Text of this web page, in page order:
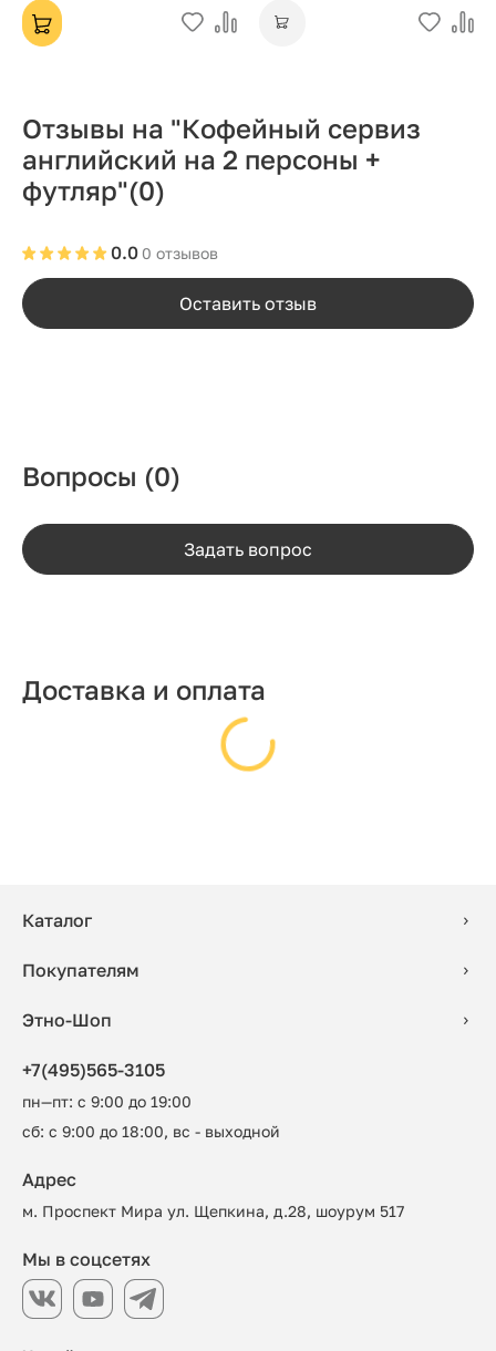
Отзывы на "Кофейный сервиз
английский на 2 персоны +
футляр"(0)
0 отзывов
0.0
Оставить отзыв
Вопросы (0)
Задать вопрос
Доставка и оплата
Каталог
Покупателям
Этно-Шоп
+7(495)565-3105
пн—пт: с 9:00 до 19:00
сб: с 9:00 до 18:00, вс - выходной
Адрес
м. Проспект Мира ул. Щепкина, д.28, шоурум 517
Мы в соцсетях